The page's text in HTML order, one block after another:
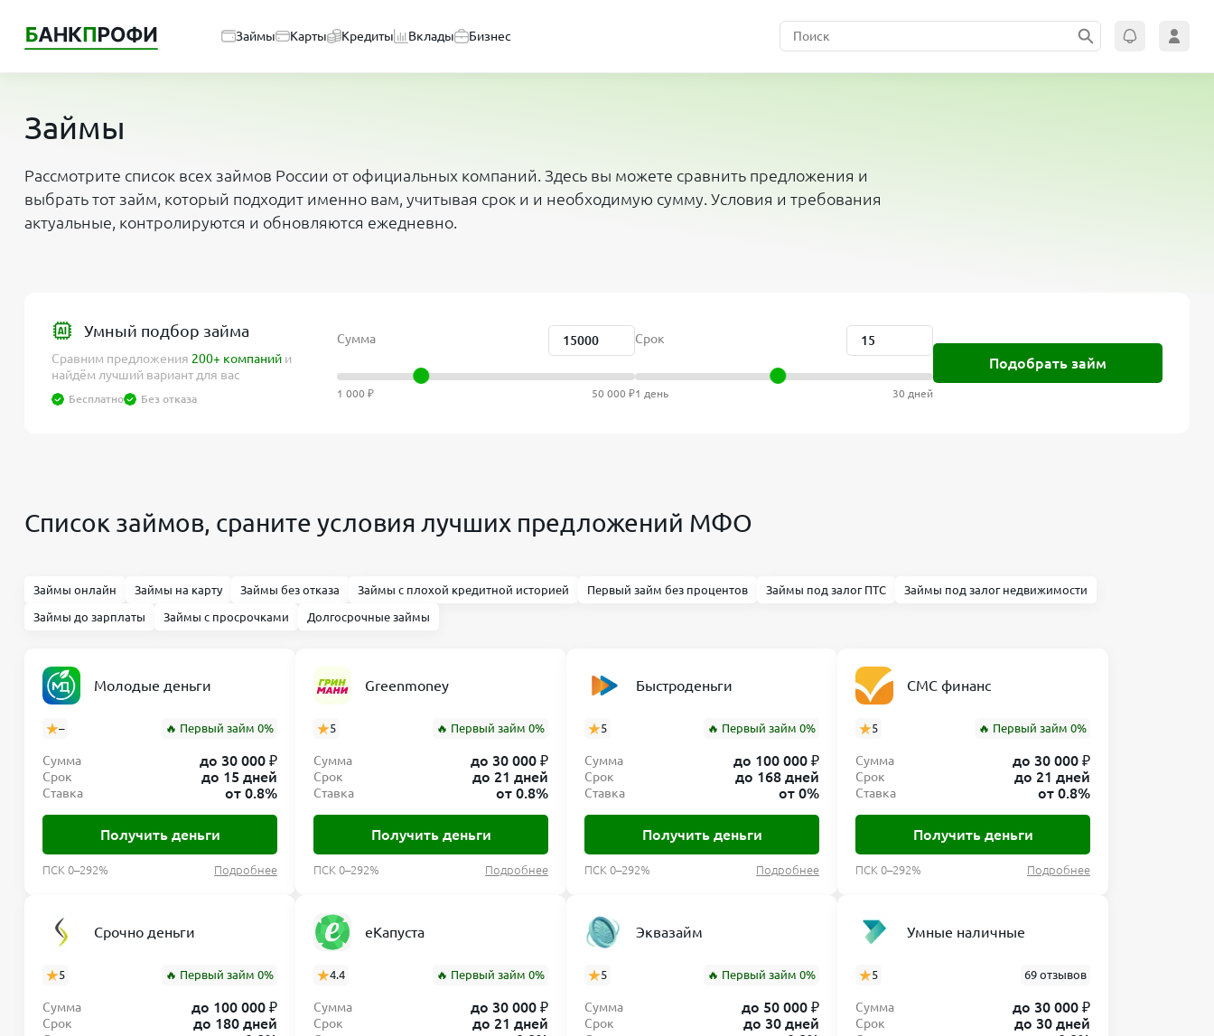
Займы Карты Кредиты Вклады Бизнес
Займы
Рассмотрите список всех займов России от официальных компаний. Здесь вы можете сравнить предложения и
выбрать тот займ, который подходит именно вам, учитывая срок и и необходимую сумму. Условия и требования
актуальные, контролируются и обновляются ежедневно.
Умный подбор займа
Сравним предложения 200+ компаний и
найдём лучший вариант для вас
Бесплатно Без отказа
Сумма
1 000 ₽ 50 000 ₽
Срок
1 день 30 дней
Подобрать займ
Список займов, сраните условия лучших предложений МФО
Займы онлайн Займы на карту Займы без отказа Займы с плохой кредитной историей Первый займ без процентов Займы под залог ПТС Займы под залог недвижимости
Займы до зарплаты Займы с просрочками Долгосрочные займы
Молодые деньги
– 🔥 Первый займ 0%
Сумма до 30 000 ₽
Срок до 15 дней
Ставка от 0.8%
Получить деньги
ПСК 0–292% Подробнее
Greenmoney
5 🔥 Первый займ 0%
Сумма до 30 000 ₽
Срок до 21 дней
Ставка от 0.8%
Получить деньги
ПСК 0–292% Подробнее
Быстроденьги
5 🔥 Первый займ 0%
Сумма до 100 000 ₽
Срок до 168 дней
Ставка от 0%
Получить деньги
ПСК 0–292% Подробнее
СМС финанс
5 🔥 Первый займ 0%
Сумма до 30 000 ₽
Срок до 21 дней
Ставка от 0.8%
Получить деньги
ПСК 0–292% Подробнее
Срочно деньги
5 🔥 Первый займ 0%
Сумма до 100 000 ₽
Срок до 180 дней
еКапуста
4.4 🔥 Первый займ 0%
Сумма до 30 000 ₽
Срок до 21 дней
Эквазайм
5 🔥 Первый займ 0%
Сумма до 50 000 ₽
Срок до 30 дней
Умные наличные
5 69 отзывов
Сумма до 30 000 ₽
Срок до 30 дней